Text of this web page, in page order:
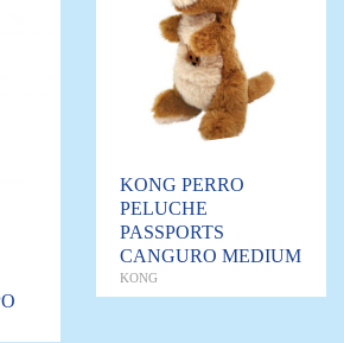
KONG PERRO
PELUCHE
PASSPORTS
CANGURO MEDIUM
KONG